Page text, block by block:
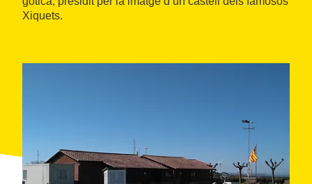
Xiquets.